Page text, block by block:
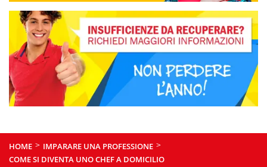
HOME > IMPARARE UNA PROFESSIONE >
COME SI DIVENTA UNO CHEF A DOMICILIO